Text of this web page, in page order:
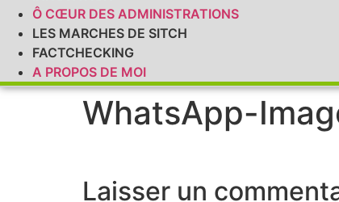
Ô CŒUR DES ADMINISTRATIONS
LES MARCHES DE SITCH
FACTCHECKING
A PROPOS DE MOI
WhatsApp-
Laisser un